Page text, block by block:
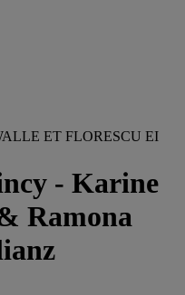
ET FLORESCU EI
- Karine
Ramona